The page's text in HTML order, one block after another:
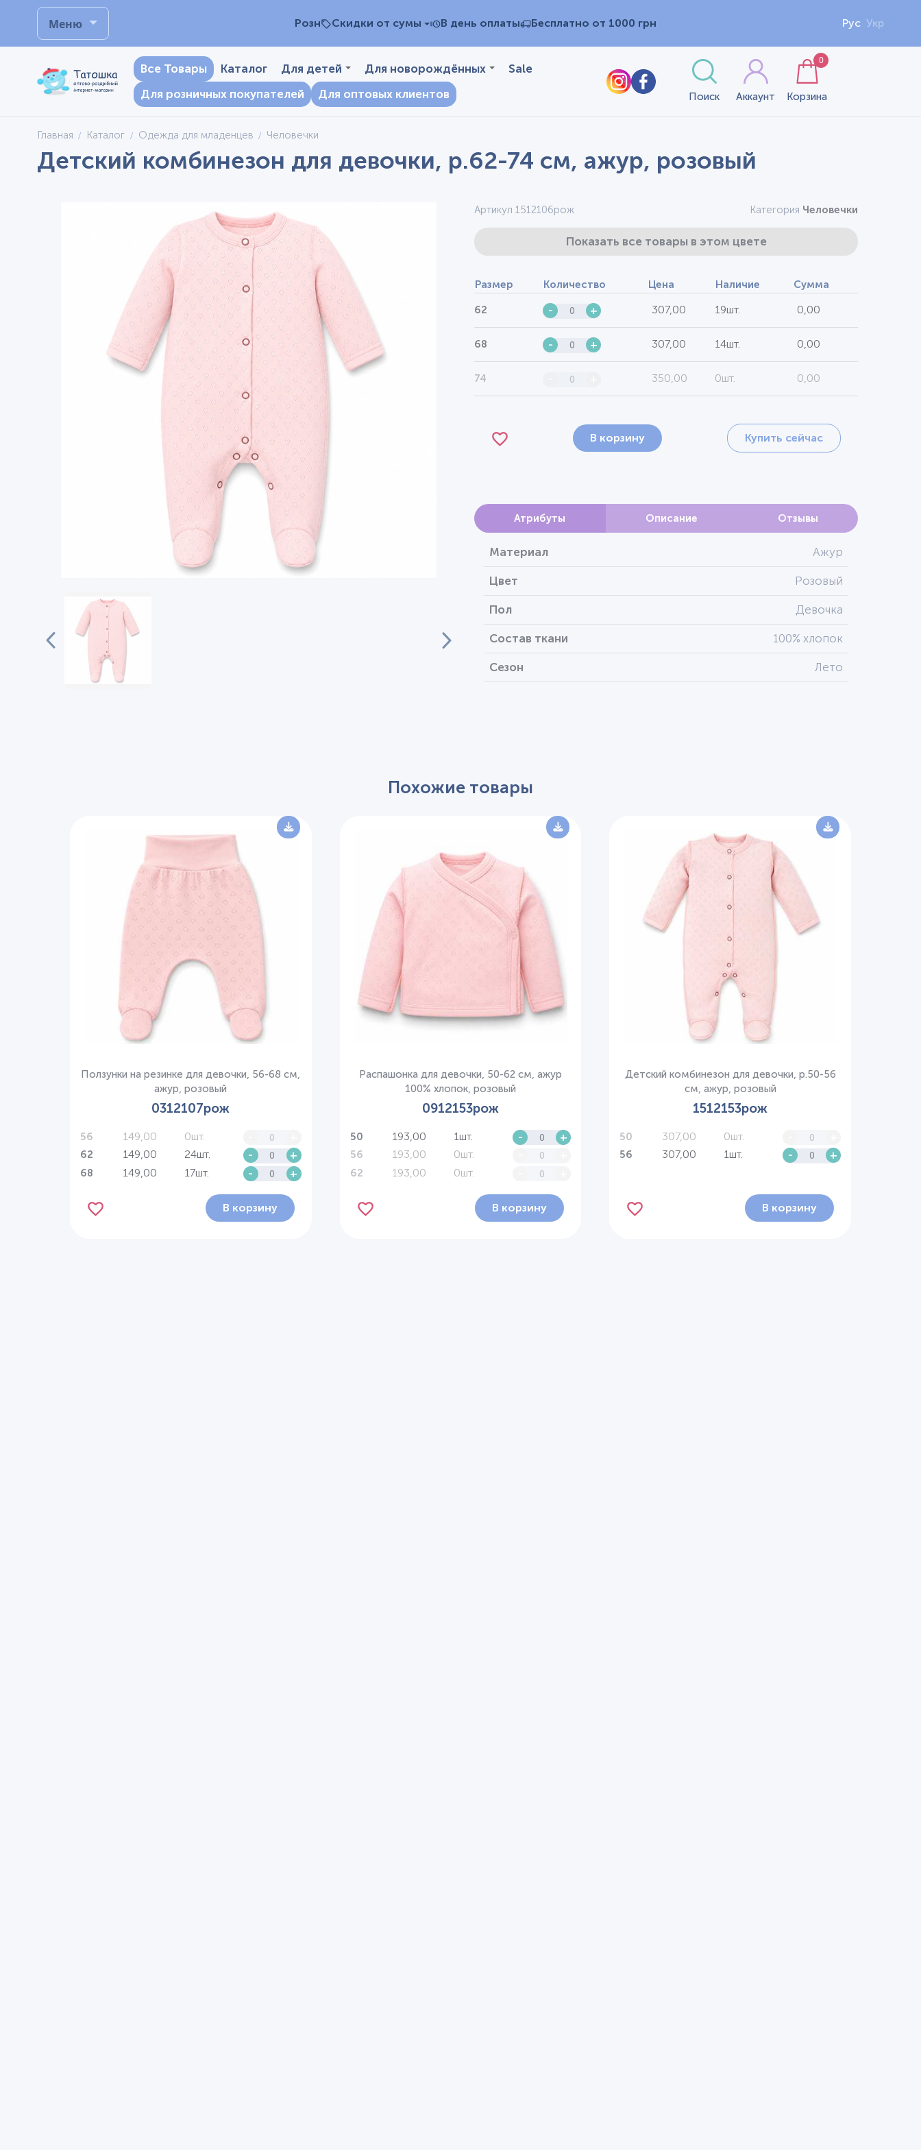
Меню Розн Скидки от сумы В день оплаты Бесплатно от 1000 грн Рус Укр
Все Товары Каталог Для детей Для новорождённых
Sale
Для розничных покупателей
Для оптовых клиентов Поиск Аккаунт Корзина
0
Главная Каталог Одежда для младенцев Человечки
Детский комбинезон для девочки, р.62-74 см, ажур, розовый
Артикул 1512106рож Категория Человечки
Показать все товары в этом цвете
Размер Количество Цена Наличие Сумма
62 - + 307,00 19шт. 0,00
68 - + 307,00 14шт. 0,00
74 350,00 0шт. 0,00
В корзину Купить сейчас
Атрибуты Описание Отзывы
Материал Ажур
Цвет Розовый
Пол Девочка
Состав ткани 100% хлопок
Сезон Лето
Похожие товары
Ползунки на резинке для девочки, 56-68 см,
ажур, розовый
0312107рож
56 149,00 0шт.
62 149,00 24шт. - +
68 149,00 17шт. - +
В корзину
Распашонка для девочки, 50-62 см, ажур
100% хлопок, розовый
0912153рож
50 193,00 1шт. - +
56 193,00 0шт.
62 193,00 0шт.
В корзину
Детский комбинезон для девочки, р.50-56
см, ажур, розовый
1512153рож
50 307,00 0шт.
56 307,00 1шт. - +
В корзину